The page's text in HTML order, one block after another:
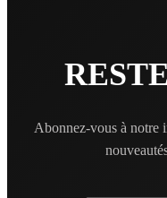
Abonnez-vous à notre